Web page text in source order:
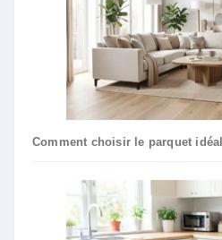
Comment choisir le parquet